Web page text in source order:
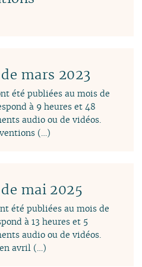
mars 2023
été publiées au mois de
à 9 heures et 48
audio ou de vidéos.
(…)
mai 2025
été publiées au mois de
à 13 heures et 5
audio ou de vidéos.
avril (…)